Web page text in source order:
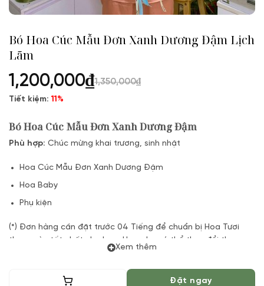
Bó Hoa Cúc Mẫu Đơn Xanh Dương Đậm Lịch
Lãm
1,200,000₫1,350,000₫
Tiết kiệm:11%
Bó Hoa Cúc Mẫu Đơn Xanh Dương Đậm
Phù hợp: Chúc mừng khai trương, sinh nhật
Hoa Cúc Mẫu Đơn Xanh Dương Đậm
Hoa Baby
Phụ kiện
(*) Đơn hàng cần đặt trước 04 Tiếng để chuẩn bị Hoa Tươi
theo màu tốt nhất cho bạn, Hoa phụ có thể thay đổi theo
Mùa vụ. Vườn Hoa Tươi đảm bảo phong cách cắm, tone màu
khách hàng xác nhận trước khi cắm.
Xem thêm
Thêm vào giỏ Đặt ngay